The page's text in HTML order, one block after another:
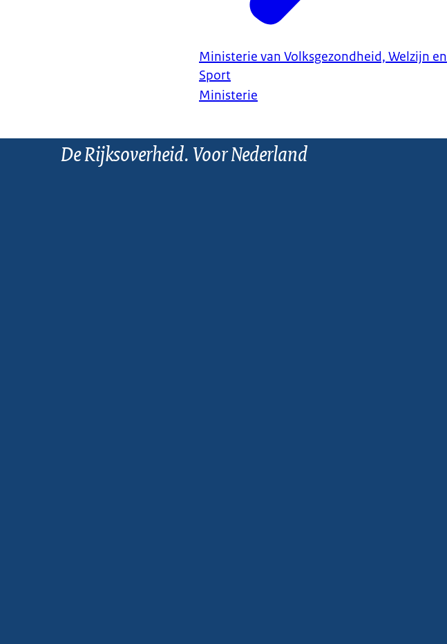
Ministerie van Volksgezondheid, Welzijn en
Sport
Ministerie
De Rijksoverheid. Voor Nederland